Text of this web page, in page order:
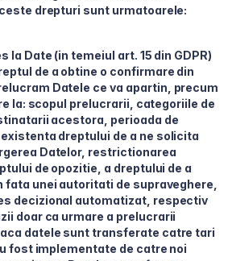
drepturi sunt urmatoarele:
la Date (in temeiul art. 15 din GDPR)
de a obtine o confirmare din
Datele ce va apartin, precum
la: scopul prelucrarii, categoriile de
acestora, perioada de
dreptului de a ne solicita
Datelor, restrictionarea
de opozitie, a dreptului de a
fata unei autoritati de supraveghere,
decizional automatizat, respectiv
doar ca urmare a prelucrarii
datele sunt transferate catre tari
fost implementate de catre noi